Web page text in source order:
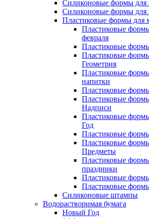
Силиконовые формы для
Силиконовые формы для
Пластиковые формы для
Пластиковые
февраля
Пластиковые
Пластиковые
Геометрия
Пластиковые
напитки
Пластиковые
Пластиковые
Надписи
Пластиковые
Год
Пластиковые
Пластиковые
Предметы
Пластиковые
праздники
Пластиковые
Пластиковые
Силиконовые штампы
Водорастворимая бумага
Новый Год